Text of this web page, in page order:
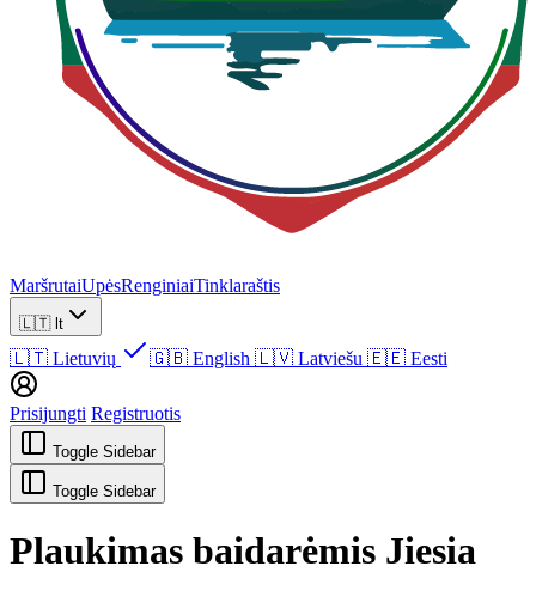
MaršrutaiUpėsRenginiaiTinklaraštis
🇱🇹 lt
🇱🇹 Lietuvių 🇬🇧 English 🇱🇻 Latviešu 🇪🇪 Eesti
Prisijungti Registruotis
Toggle Sidebar
Toggle Sidebar
Plaukimas baidarėmis Jiesia